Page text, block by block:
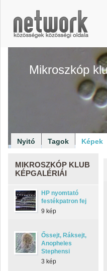
Mikroszkóp
Nyitó Tagok Képek
MIKROSZKÓP KLUB
KÉPGALÉRIÁI
HP nyomtató
festékpatron fej
9 kép
Őssejt, Ráksejt,
Anopheles
Stephensi
3 kép